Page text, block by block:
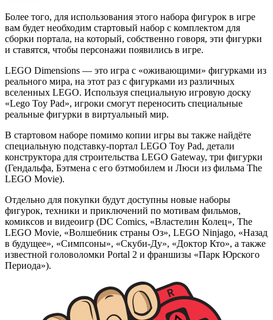
Более того, для использования этого набора фигурок в игре
вам будет необходим стартовый набор с комплектом для
сборки портала, на который, собственно говоря, эти фигурки
и ставятся, чтобы персонажи появились в игре.
LEGO Dimensions — это игра с «оживающими» фигурками из
реального мира, на этот раз с фигурками из различных
вселенных LEGO. Используя специальную игровую доску
«Lego Toy Pad», игроки смогут переносить специальные
реальные фигурки в виртуальный мир.
В стартовом наборе помимо копии игры вы также найдёте
специальную подставку-портал LEGO Toy Pad, детали
конструктора для строительства LEGO Gateway, три фигурки
(Гендальфа, Бэтмена с его бэтмобилем и Люси из фильма The
LEGO Movie).
Отдельно для покупки будут доступны новые наборы
фигурок, техники и приключений по мотивам фильмов,
комиксов и видеоигр (DC Comics, «Властелин Колец», The
LEGO Movie, «Волшебник страны Оз», LEGO Ninjago, «Назад
в будущее», «Симпсоны», «Скуби-Ду», «Доктор Кто», а также
известной головоломки Portal 2 и франшизы «Парк Юрского
Периода»).